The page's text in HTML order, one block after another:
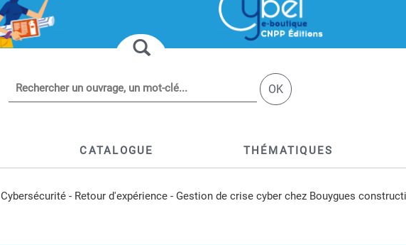
OK
CATALOGUE THÉMATIQUES
Cybersécurité - Retour d'expérience - Gestion de crise cyber chez Bouygues